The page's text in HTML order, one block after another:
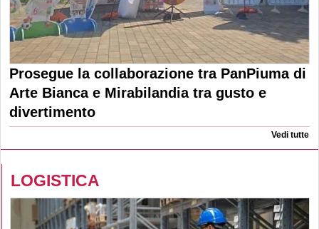
Prosegue la collaborazione tra PanPiuma di
Arte Bianca e Mirabilandia tra gusto e
divertimento
Vedi tutte
LOGISTICA